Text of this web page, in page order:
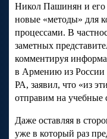
Никол Пашинян и его
новые «методы» для
процессами. В
заметных
комментируя
в Армению из России
РА, заявил, что «из
отправим на учебные
Даже оставляя в
уже в который раз